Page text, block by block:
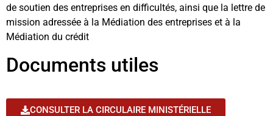
de soutien des entreprises en difficultés, ainsi que la lettre de
mission adressée à la Médiation des entreprises et à la
Médiation du crédit
Documents utiles
CONSULTER LA CIRCULAIRE MINISTÉRIELLE